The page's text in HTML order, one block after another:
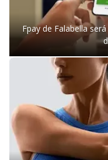
Fpay de Falabella